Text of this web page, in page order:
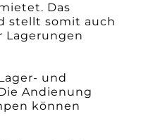
Das
stellt somit auch
Lagerungen
und
Andienung
können